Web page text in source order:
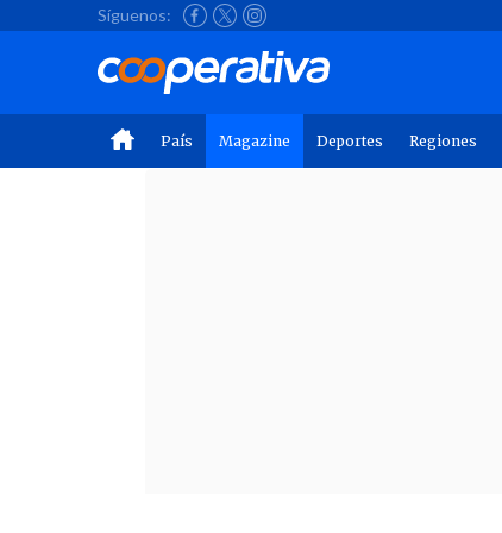
Síguenos:
País Magazine Deportes Regiones